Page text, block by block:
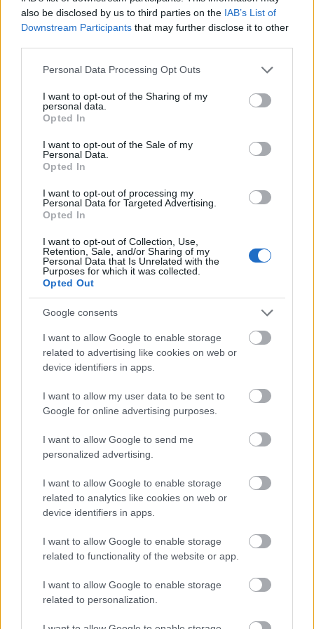
also be disclosed by us to third parties on the IAB’s List of
Downstream Participants that may further disclose it to other
Please note that this website/app uses one or more Google
not limited to your visit or usage behaviour. You may click to
grant or deny consent to Google and its third-party tags to
use your data for below specified purposes in below Google
consent section.
Personal Data Processing Opt Outs
I want to opt-out of the Sharing of my
personal data.
Opted In
I want to opt-out of the Sale of my
Personal Data.
Opted In
I want to opt-out of processing my
Personal Data for Targeted Advertising.
Opted In
I want to opt-out of Collection, Use,
Retention, Sale, and/or Sharing of my
Personal Data that Is Unrelated with the
Purposes for which it was collected.
Opted Out
Google consents
I want to allow Google to enable storage
related to advertising like cookies on web or
device identifiers in apps.
I want to allow my user data to be sent to
Google for online advertising purposes.
I want to allow Google to send me
personalized advertising.
I want to allow Google to enable storage
related to analytics like cookies on web or
device identifiers in apps.
I want to allow Google to enable storage
related to functionality of the website or app.
I want to allow Google to enable storage
related to personalization.
tizenkilencessel érdemes keresni. A négy magyar
páros közül egyedül a harmincnégyes rajtszámú
Lukács Kornél és Mesterházi Márk vet be kétkerék
meghajtású technikát, hiszen a jól bevált Citroen
C2R2 MAX-ban vágnak neki a 850 kilométeres
össztávank. Van tehát kikért szorítani itthonról.
Szombaton és vasárnap is láthatunk összefoglalót az
Eurosporton, a kezdési időpontok
ide kattintva
tekinthetők meg.